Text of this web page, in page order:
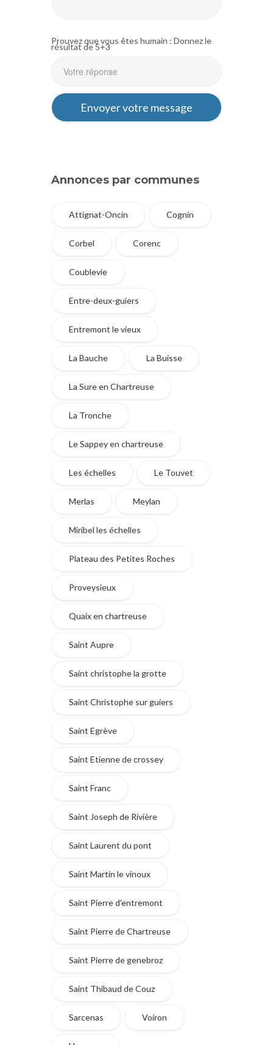
Prouvez que vous êtes humain : Donnez le
résultat de 5+3
Annonces par communes
Attignat-Oncin Cognin
Corbel Corenc
Coublevie
Entre-deux-guiers
Entremont le vieux
La Bauche La Buisse
La Sure en Chartreuse
La Tronche
Le Sappey en chartreuse
Les échelles Le Touvet
Merlas Meylan
Miribel les échelles
Plateau des Petites Roches
Proveysieux
Quaix en chartreuse
Saint Aupre
Saint christophe la grotte
Saint Christophe sur guiers
Saint Egrève
Saint Etienne de crossey
Saint Franc
Saint Joseph de Rivière
Saint Laurent du pont
Saint Martin le vinoux
Saint Pierre d'entremont
Saint Pierre de Chartreuse
Saint Pierre de genebroz
Saint Thibaud de Couz
Sarcenas Voiron